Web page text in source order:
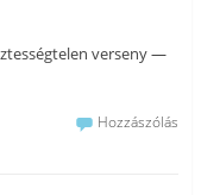
verseny —
Hozzászólás